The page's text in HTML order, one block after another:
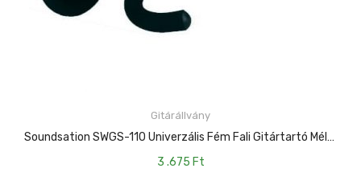
Gitárállvány
Soundsation SWGS-110 Univerzális Fém Fali Gitártartó Mély Ívû Kialakítással
3 .675 Ft
KOSÁRBA TESZEM